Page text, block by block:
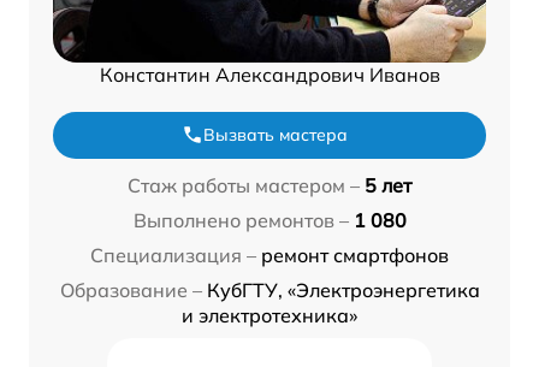
Константин Александрович Иванов
Вызвать мастера
Стаж работы мастером – 5 лет
Выполнено ремонтов – 1 080
Специализация – ремонт смартфонов
Образование – КубГТУ, «Электроэнергетика
и электротехника»